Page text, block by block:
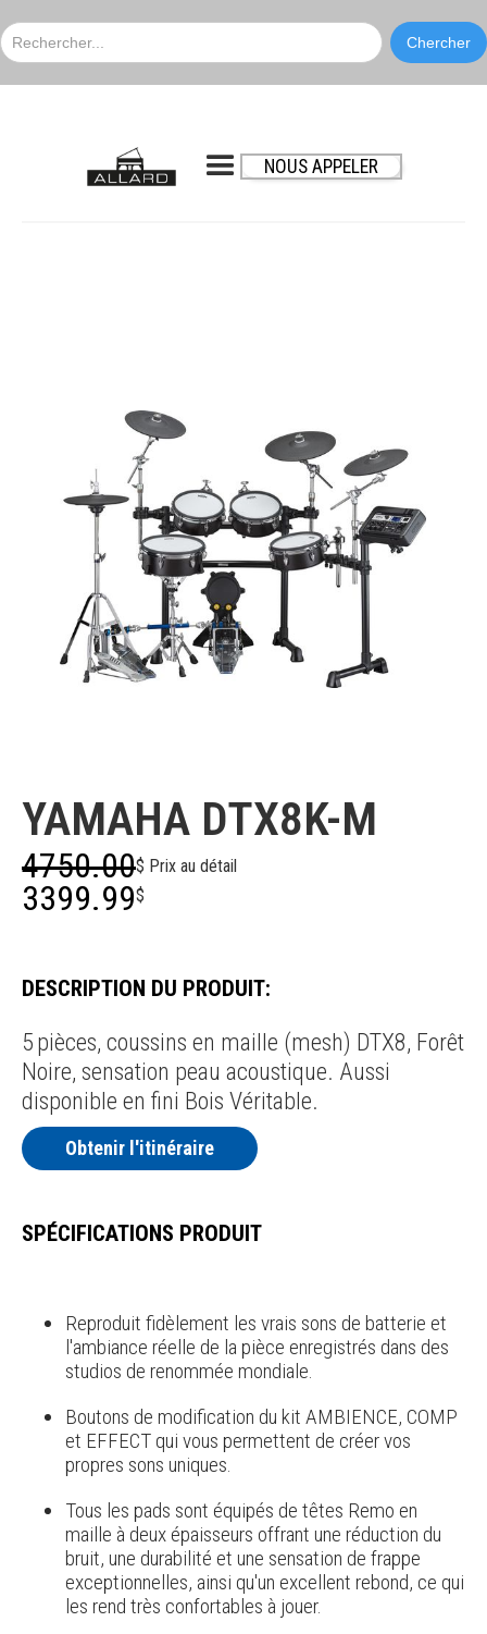
NOUS APPELER
YAMAHA DTX8K-M
4750.00$ Prix au détail
3399.99$
DESCRIPTION DU PRODUIT:
5 pièces, coussins en maille (mesh) DTX8, Forêt
Noire, sensation peau acoustique. Aussi
disponible en fini Bois Véritable.
Obtenir l'itinéraire
SPÉCIFICATIONS PRODUIT
Reproduit fidèlement les vrais sons de batterie et
l'ambiance réelle de la pièce enregistrés dans des
studios de renommée mondiale.
Boutons de modification du kit AMBIENCE, COMP
et EFFECT qui vous permettent de créer vos
propres sons uniques.
Tous les pads sont équipés de têtes Remo en
maille à deux épaisseurs offrant une réduction du
bruit, une durabilité et une sensation de frappe
exceptionnelles, ainsi qu'un excellent rebond, ce qui
les rend très confortables à jouer.